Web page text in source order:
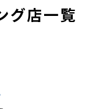
グ店一覧